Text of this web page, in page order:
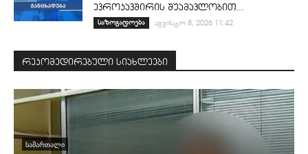
ევროკავშირის შუამავლობით...
საზოგადოება აგვისტო 8, 2026 11:42
რეკომედირებული სიახლეები
ᲡᲐᲛᲐᲠᲗᲐᲚᲘ